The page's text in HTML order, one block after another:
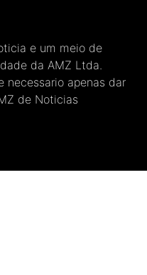
e um meio de
da AMZ Ltda.
necessario apenas dar
de Noticias